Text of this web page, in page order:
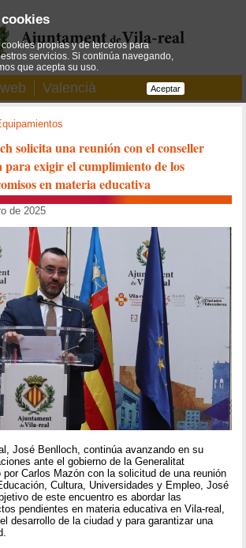
Valencià
solicita una reunión con el conseller
para exigir el cumplimiento de los
en materia educativa
de 2025
José Benlloch, continúa avanzando en su
ante el gobierno de la Generalitat
por Carlos Mazón con la solicitud de una reunión
Cultura, Universidades y Empleo, José
de este encuentro es abordar las
pendientes en materia educativa en Vila-real,
desarrollo de la ciudad y para garantizar una
propias y de terceros para
servicios. Si continúa navegando,
que acepta su uso.
Aceptar